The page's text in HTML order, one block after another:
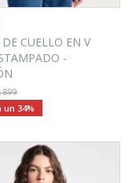
CUELLO EN V
-
899
34